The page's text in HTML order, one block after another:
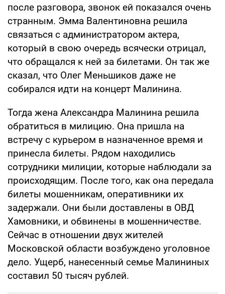
после разговора, звонок ей показался очень
странным. Эмма Валентиновна решила
связаться с администратором актера,
который в свою очередь всячески отрицал,
что обращался к ней за билетами. Он так же
сказал, что Олег Меньшиков даже не
собирался идти на концерт Малинина.
Тогда жена Александра Малинина решила
обратиться в милицию. Она пришла на
встречу с курьером в назначенное время и
принесла билеты. Рядом находились
сотрудники милиции, которые наблюдали за
происходящим. После того, как она передала
билеты мошенникам, оперативники их
задержали. Они были доставлены в ОВД
Хамовники, и обвинены в мошенничестве.
Сейчас в отношении двух жителей
Московской области возбуждено уголовное
дело. Ущерб, нанесенный семье Малининых
составил 50 тысяч рублей.